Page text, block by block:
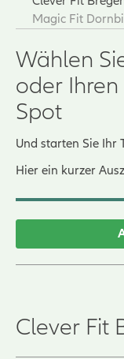
Magic Fit
Wählen
oder Ihren
Spot
Und starten Sie Ihr
Hier ein kurzer
Clever Fit